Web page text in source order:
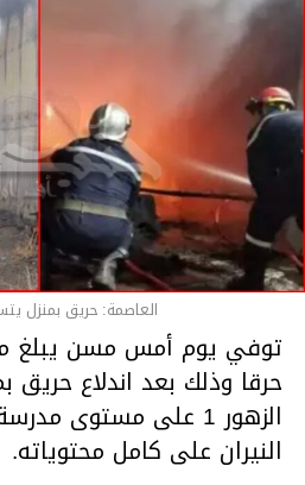
العاصمة: حريق بمنزل
حرقا وذلك بعد اندلاع حريق
الزهور 1 على مستوى
النيران على كامل محتوياته.